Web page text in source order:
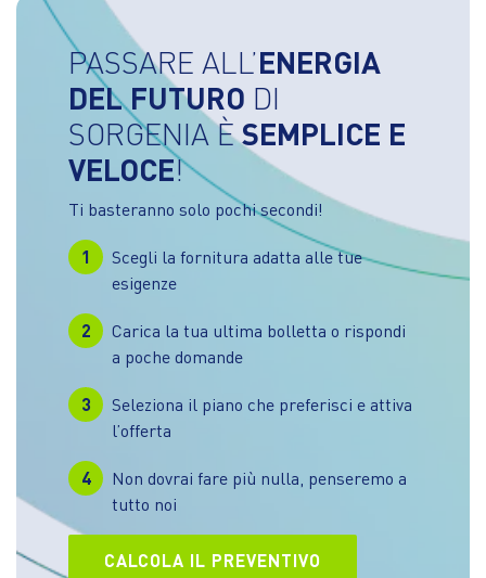
PASSARE ALL’ENERGIA
DEL FUTURO DI
SORGENIA ÈSEMPLICE E
VELOCE!
Ti basteranno solo pochi secondi!
1
Scegli la fornitura adatta alle tue
esigenze
2
Carica la tua ultima bolletta o rispondi
a poche domande
3
Seleziona il piano che preferisci e attiva
l’offerta
4
Non dovrai fare più nulla, penseremo a
tutto noi
CALCOLA IL PREVENTIVO